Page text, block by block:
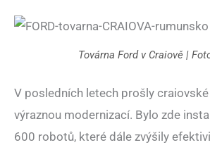
Továrna Ford v Craiově |
V posledních letech prošly
výraznou modernizací. Bylo zde
600 robotů, které dále zvýšily